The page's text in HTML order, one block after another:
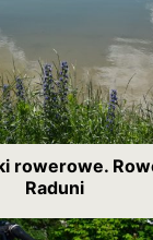
rowerowe.
Raduni